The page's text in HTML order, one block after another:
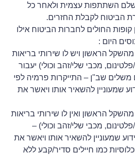
לשלם השתתפות עצמית ולאחר כל
הביטוח לקבלת החזרים.
החולים לחברות הביטוח אילו
היום :
הראשון ויש לו שירותי בריאות
מכבי שלי/זהב וכולי) יעבור
משלים שב"ן – התייקרות פרמיה לפי
שמעוניין להשאיר אותו ויאשר את
הראשון ואין לו שירותי בריאות
מכבי שלי/זהב וכולי) –
שמעוניין להשאיר אותו ויאשר את
כמו חיילים סדיר/קבע ללא